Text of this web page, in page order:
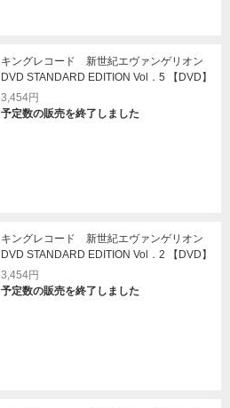
キングレコード 新世紀エヴァンゲリオン
DVD STANDARD EDITION Vol．5 【DVD】
3,454円
予定数の販売を終了しました
キングレコード 新世紀エヴァンゲリオン
DVD STANDARD EDITION Vol．2 【DVD】
3,454円
予定数の販売を終了しました